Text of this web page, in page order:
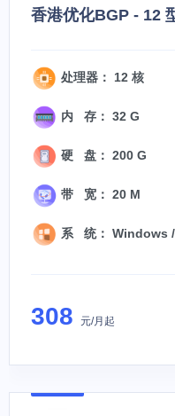
香港优化BGP - 12
处理器： 12 核
内 存： 32 G
硬 盘： 200 G
带 宽： 20 M
系 统： Windows
308 元/月起